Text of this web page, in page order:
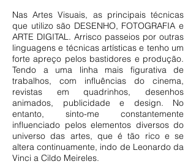
Nas Artes Visuais, as principais técnicas
que utilizo são DESENHO, FOTOGRAFIA e
ARTE DIGITAL. Arrisco passeios por outras
linguagens e técnicas artísticas e tenho um
forte apreço pelos bastidores e produção.
Tendo a uma linha mais figurativa de
trabalhos, com influências do cinema,
revistas em quadrinhos, desenhos
animados, publicidade e design. No
entanto, sinto-me constantemente
influenciado pelos elementos diversos do
universo das artes, que é tão rico e se
altera continuamente, indo de Leonardo da
Vinci a Cildo Meireles.